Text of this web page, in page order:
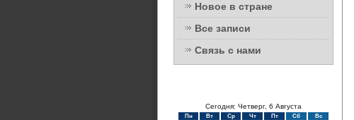
Новое в стране
Все записи
Связь с нами
Сегодня: Четверг, 6 Августа
Пн Вт Ср Чт Пт Сб Вс